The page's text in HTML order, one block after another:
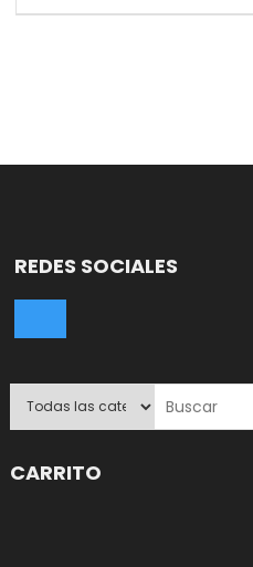
REDES SOCIALES
CARRITO